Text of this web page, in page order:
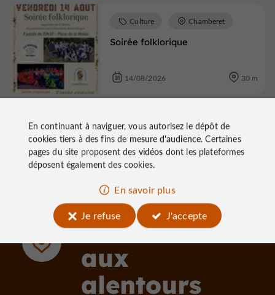
Soirée folklorique
Culture Chamberet
14/08/2026 30 m
Voir tous les événements
À découvrir
aux
alentours
En continuant à naviguer, vous autorisez le dépôt de
cookies tiers à des fins de mesure d'audience. Certaines
pages du site proposent des vidéos dont les plateformes
déposent également des cookies.
En savoir plus
Je refuse
J'accepte